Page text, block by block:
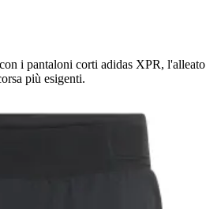
i pantaloni corti adidas XPR, l'alleato
più esigenti.